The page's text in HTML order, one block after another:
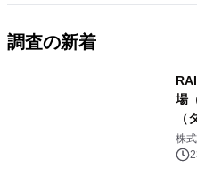
調査の新着
場
（
ポ
株